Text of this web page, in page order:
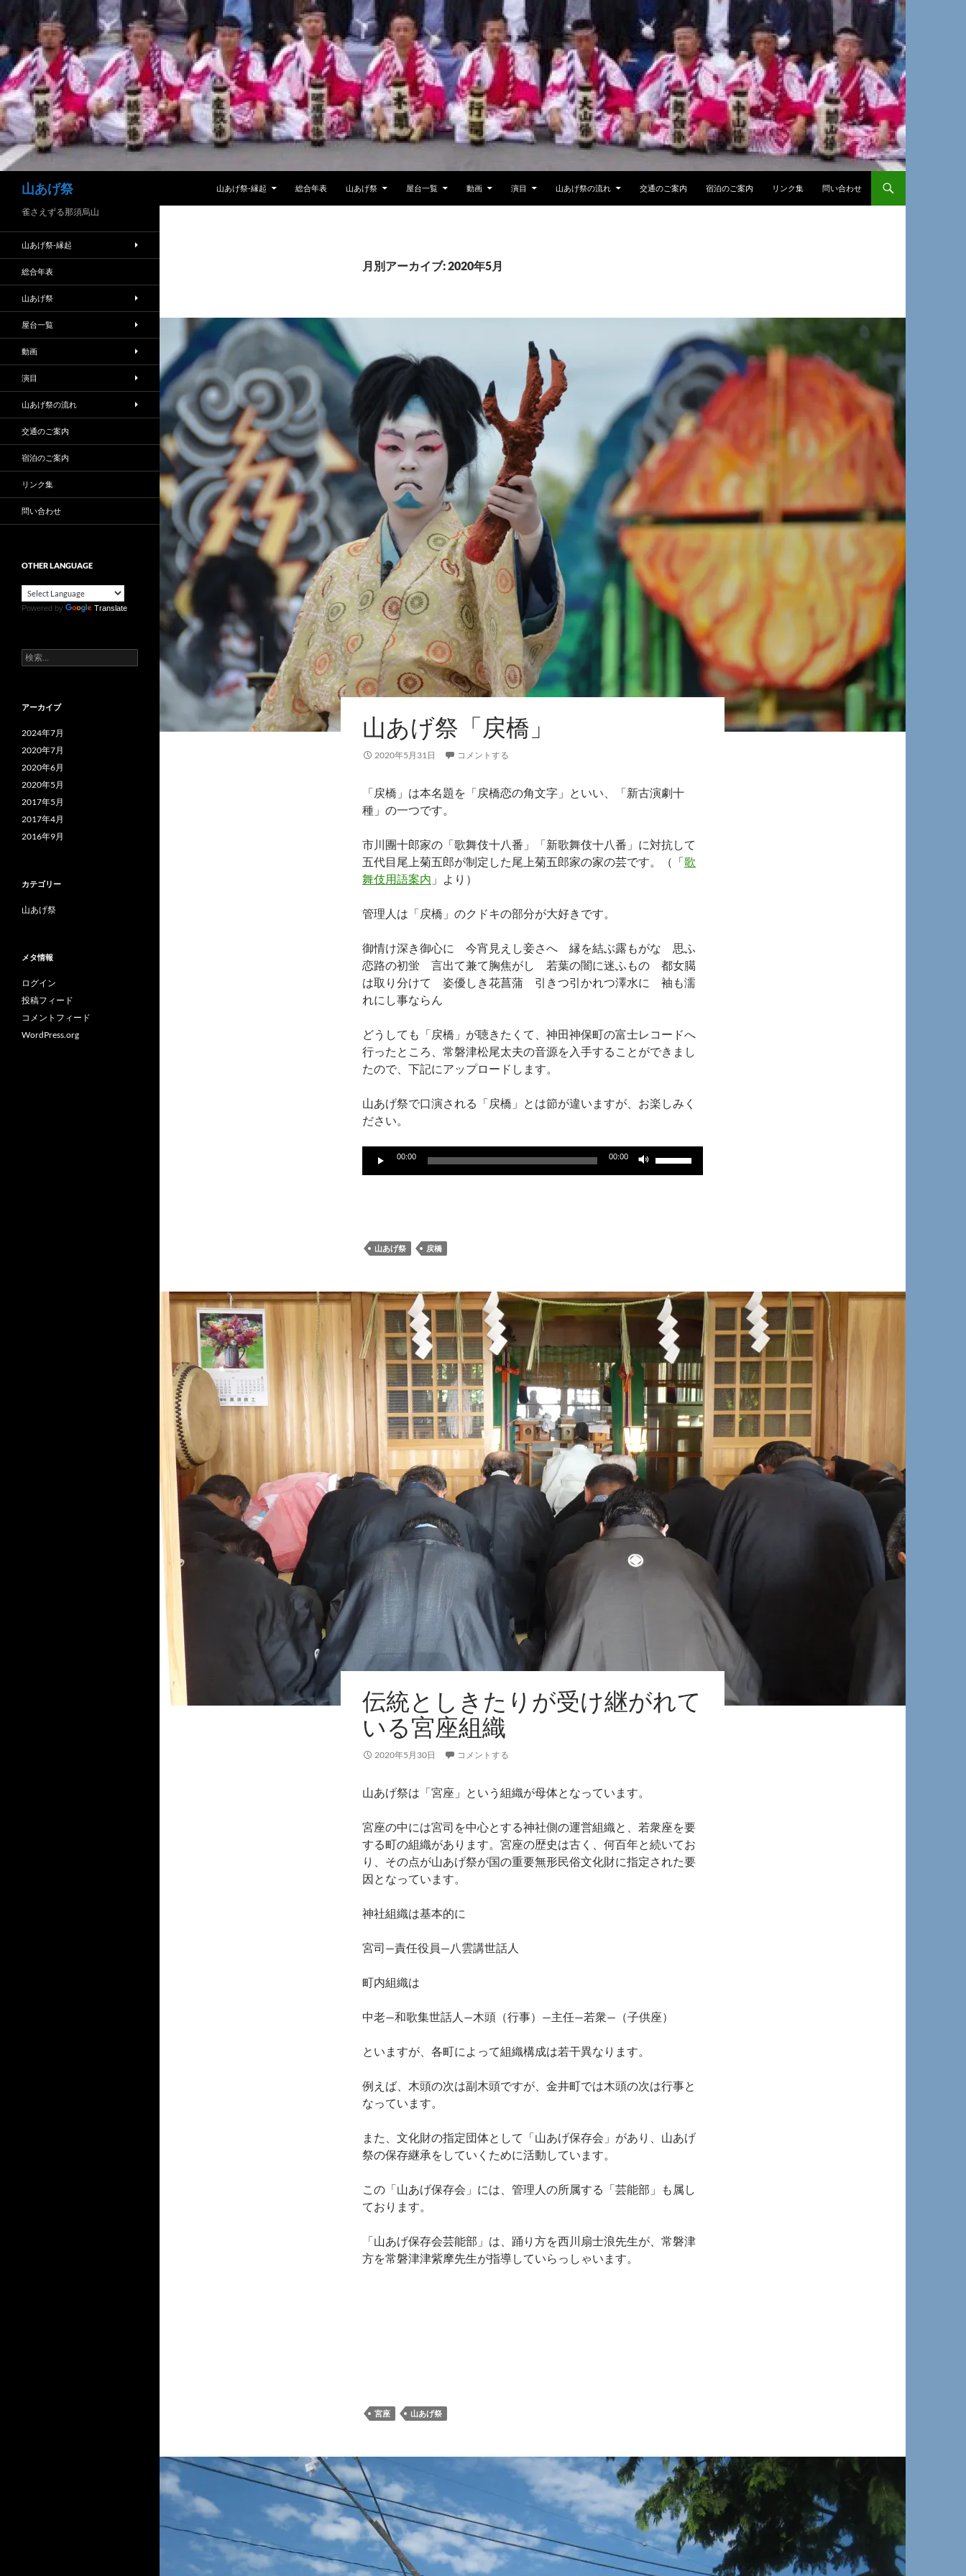
テ
ン
ツ
へ
ス
キ
ッ
プ
山あげ祭 山あげ祭-縁起 総合年表 山あげ祭 屋台一覧 動画 演目 山あげ祭の流れ 交通のご案内 宿泊のご案内 リンク集 問い合わせ
月別アーカイブ: 2020年5月
山あげ祭「戻橋」
2020年5月31日 コメントする
「戻橋」は本名題を「戻橋恋の角文字」といい、「新古演劇十
種」の一つです。
市川團十郎家の「歌舞伎十八番」「新歌舞伎十八番」に対抗して
五代目尾上菊五郎が制定した尾上菊五郎家の家の芸です。（「歌
舞伎用語案内 」より）
管理人は「戻橋」のクドキの部分が大好きです。
御情け深き御心に 今宵見えし妾さへ 縁を結ぶ露もがな 思ふ
恋路の初蛍 言出て兼て胸焦がし 若葉の闇に迷ふもの 都女臈
は取り分けて 姿優しき花菖蒲 引きつ引かれつ澤水に 袖も濡
れにし事ならん
どうしても「戻橋」が聴きたくて、神田神保町の富士レコードへ
行ったところ、常磐津松尾太夫の音源を入手することができまし
たので、下記にアップロードします。
山あげ祭で口演される「戻橋」とは節が違いますが、お楽しみく
ださい。
ヤ
ー
00:00 00:00
は
上
下
矢
印
キ
使
っ
て
だ
さ
い。
山あげ祭 戻橋
伝統としきたりが受け継がれて
いる宮座組織
2020年5月30日 コメントする
山あげ祭は「宮座」という組織が母体となっています。
宮座の中には宮司を中心とする神社側の運営組織と、若衆座を要
する町の組織があります。宮座の歴史は古く、何百年と続いてお
り、その点が山あげ祭が国の重要無形民俗文化財に指定された要
因となっています。
神社組織は基本的に
宮司—責任役員—八雲講世話人
町内組織は
中老—和歌集世話人—木頭（行事）—主任—若衆—（子供座）
といますが、各町によって組織構成は若干異なります。
例えば、木頭の次は副木頭ですが、金井町では木頭の次は行事と
なっています。
また、文化財の指定団体として「山あげ保存会」があり、山あげ
祭の保存継承をしていくために活動しています。
この「山あげ保存会」には、管理人の所属する「芸能部」も属し
ております。
「山あげ保存会芸能部」は、踊り方を西川扇士浪先生が、常磐津
方を常磐津津紫摩先生が指導していらっしゃいます。
宮座 山あげ祭
雀さえずる那須烏山
山あげ祭-縁起
総合年表
山あげ祭
屋台一覧
動画
演目
山あげ祭の流れ
交通のご案内
宿泊のご案内
リンク集
問い合わせ
OTHER LANGUAGE
Powered by Translate
検
索:
アーカイブ
2024年7月
2020年7月
2020年6月
2020年5月
2017年5月
2017年4月
2016年9月
カテゴリー
山あげ祭
メタ情報
ログイン
投稿フィード
コメントフィード
WordPress.org